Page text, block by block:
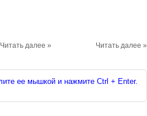
Читать далее » Читать далее »
ее мышкой и нажмите Ctrl + Enter.